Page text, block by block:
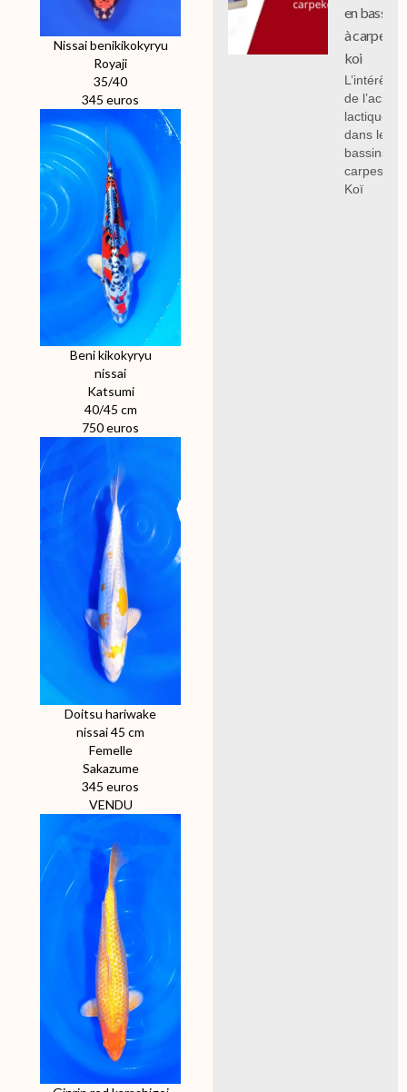
Nissai benikikokyryu
Royaji
35/40
345 euros
Beni kikokyryu
nissai
Katsumi
40/45 cm
750 euros
Doitsu hariwake
nissai 45 cm
Femelle
Sakazume
345 euros
VENDU
en bassin
à carpe
koi
L’intérêt
de l’acide
lactique
dans les
bassins à
carpes
Koï